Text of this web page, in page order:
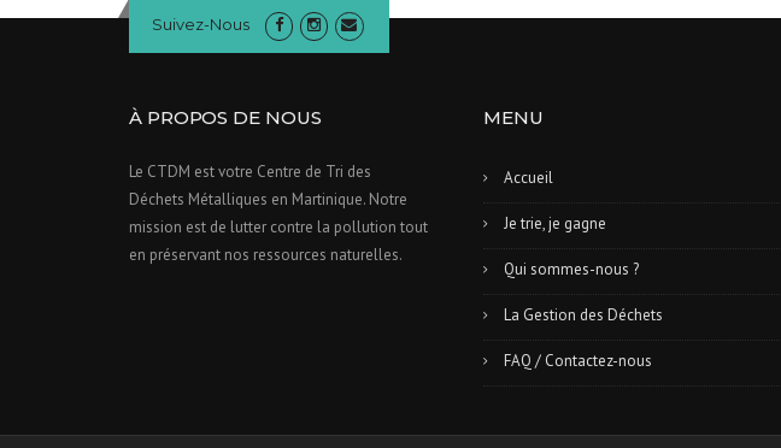
Suivez-Nous
À PROPOS DE NOUS
Le CTDM est votre Centre de Tri des
Déchets Métalliques en Martinique. Notre
mission est de lutter contre la pollution tout
en préservant nos ressources naturelles.
MENU
Accueil
Je trie, je gagne
Qui sommes-nous ?
La Gestion des Déchets
FAQ / Contactez-nous